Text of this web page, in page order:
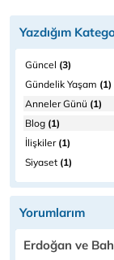
Yazdığım
Güncel (3)
Gündelik Yaşam (1)
Anneler Günü (1)
Blog (1)
İlişkiler(1)
Siyaset (1)
Yorumlarım
Erdoğan ve